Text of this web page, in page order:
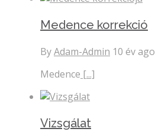
Medence korrekció
ByAdam-Admin 10 év ago
Medence [...]
Vizsgálat